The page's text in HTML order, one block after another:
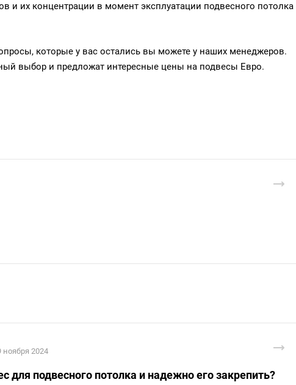
и их концентрации в момент эксплуатации подвесного потолка
которые у вас остались вы можете у наших менеджеров.
выбор и предложат интересные цены на подвесы Евро.
ноября 2024
для подвесного потолка и надежно его закрепить?